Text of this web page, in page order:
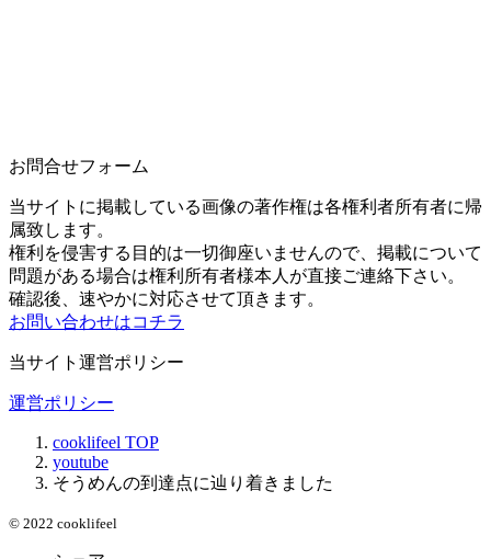
お問合せフォーム
当サイトに掲載している画像の著作権は各権利者所有者に帰
属致します。
権利を侵害する目的は一切御座いませんので、掲載について
問題がある場合は権利所有者様本人が直接ご連絡下さい。
確認後、速やかに対応させて頂きます。
お問い合わせはコチラ
当サイト運営ポリシー
運営ポリシー
cooklifeel TOP
youtube
そうめんの到達点に辿り着きました
© 2022 cooklifeel